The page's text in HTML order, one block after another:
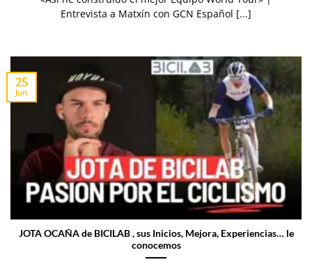
Entrevista a Matxín con GCN Español [...]
JOTA OCAÑA de BICILAB , sus Inicios, Mejora, Experiencias… le
conocemos
25
Jun